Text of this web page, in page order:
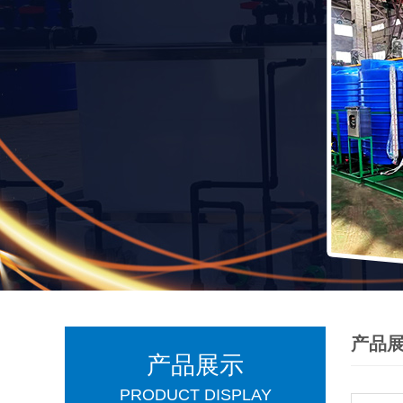
产品展示
PRODUCT DISPLAY
产品